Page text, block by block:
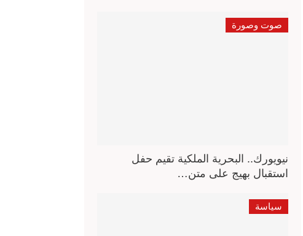
صوت وصورة
نيويورك.. البحرية الملكية تقيم حفل
استقبال بهيج على متن…
سياسة